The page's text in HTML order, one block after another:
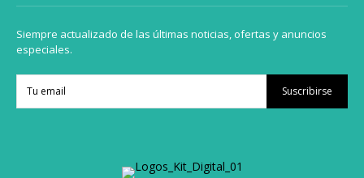
Siempre actualizado de las últimas noticias, ofertas y anuncios
especiales.
Suscribirse